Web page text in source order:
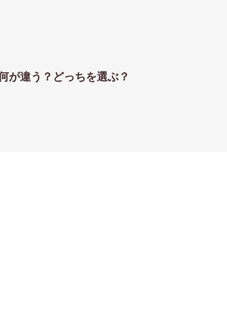
が違う？どっちを選ぶ？